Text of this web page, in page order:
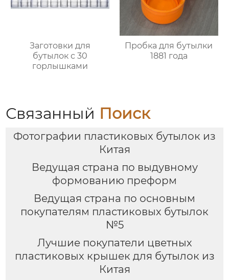
Заготовки для
бутылок с 30
горлышками
Пробка для бутылки
1881 года
Связанный Поиск
Фотографии пластиковых бутылок из
Китая
Ведущая страна по выдувному
формованию преформ
Ведущая страна по основным
покупателям пластиковых бутылок
№5
Лучшие покупатели цветных
пластиковых крышек для бутылок из
Китая